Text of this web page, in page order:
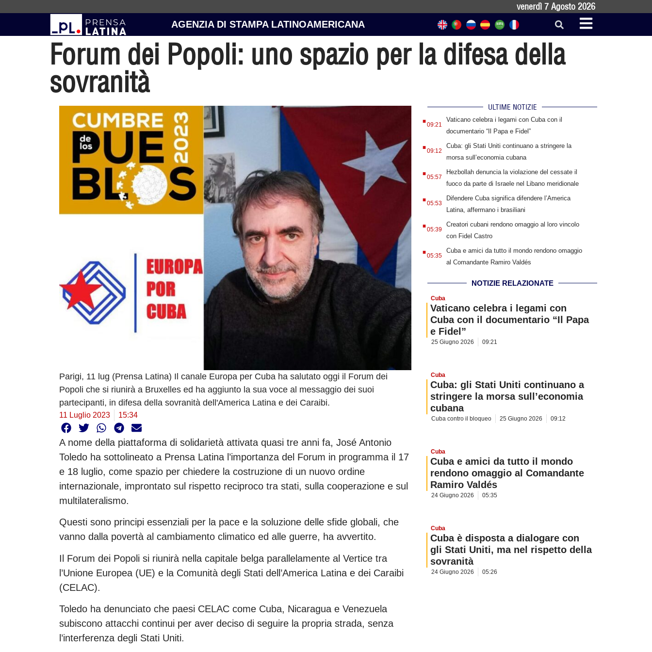
venerdì 7 Agosto 2026
AGENZIA DI STAMPA LATINOAMERICANA
Forum dei Popoli: uno spazio per la difesa della
sovranità
Parigi, 11 lug (Prensa Latina) Il canale Europa per Cuba ha salutato oggi il Forum dei
Popoli che si riunirà a Bruxelles ed ha aggiunto la sua voce al messaggio dei suoi
partecipanti, in difesa della sovranità dell'America Latina e dei Caraibi.
11 Luglio 2023 15:34
A nome della piattaforma di solidarietà attivata quasi tre anni fa, José Antonio
Toledo ha sottolineato a Prensa Latina l’importanza del Forum in programma il 17
e 18 luglio, come spazio per chiedere la costruzione di un nuovo ordine
internazionale, improntato sul rispetto reciproco tra stati, sulla cooperazione e sul
multilateralismo.
Questi sono principi essenziali per la pace e la soluzione delle sfide globali, che
vanno dalla povertà al cambiamento climatico ed alle guerre, ha avvertito.
Il Forum dei Popoli si riunirà nella capitale belga parallelamente al Vertice tra
l’Unione Europea (UE) e la Comunità degli Stati dell’America Latina e dei Caraibi
(CELAC).
Toledo ha denunciato che paesi CELAC come Cuba, Nicaragua e Venezuela
subiscono attacchi continui per aver deciso di seguire la propria strada, senza
l’interferenza degli Stati Uniti.
ULTIME NOTIZIE
.09:21
Vaticano celebra i legami con Cuba con il
documentario “Il Papa e Fidel”
.09:12
Cuba: gli Stati Uniti continuano a stringere la
morsa sull’economia cubana
.05:57
Hezbollah denuncia la violazione del cessate il
fuoco da parte di Israele nel Libano meridionale
.05:53
Difendere Cuba significa difendere l’America
Latina, affermano i brasiliani
.05:39
Creatori cubani rendono omaggio al loro vincolo
con Fidel Castro
.05:35
Cuba e amici da tutto il mondo rendono omaggio
al Comandante Ramiro Valdés
NOTIZIE RELAZIONATE
Cuba
Vaticano celebra i legami con
Cuba con il documentario “Il Papa
e Fidel”
25 Giugno 2026 09:21
Cuba
Cuba: gli Stati Uniti continuano a
stringere la morsa sull’economia
cubana
Cuba contro il bloqueo 25 Giugno 2026 09:12
Cuba
Cuba e amici da tutto il mondo
rendono omaggio al Comandante
Ramiro Valdés
24 Giugno 2026 05:35
Cuba
Cuba è disposta a dialogare con
gli Stati Uniti, ma nel rispetto della
sovranità
24 Giugno 2026 05:26